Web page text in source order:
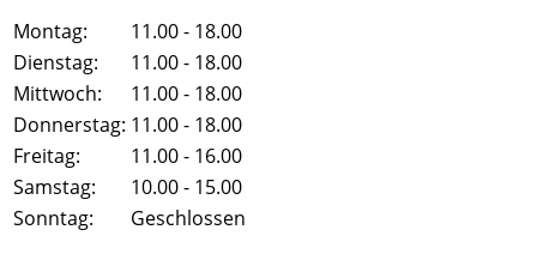
Montag:
11.00 - 18.00
Dienstag:
11.00 - 18.00
Mittwoch:
11.00 - 18.00
Donnerstag: 11.00 - 18.00
Freitag:
11.00 - 16.00
Samstag:
10.00 - 15.00
Sonntag:
Geschlossen